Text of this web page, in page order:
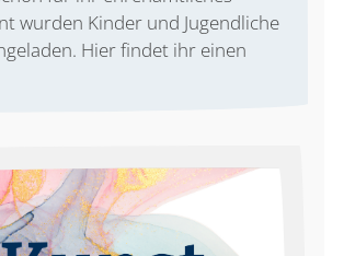
wurden Kinder und Jugendliche
Hier findet ihr einen